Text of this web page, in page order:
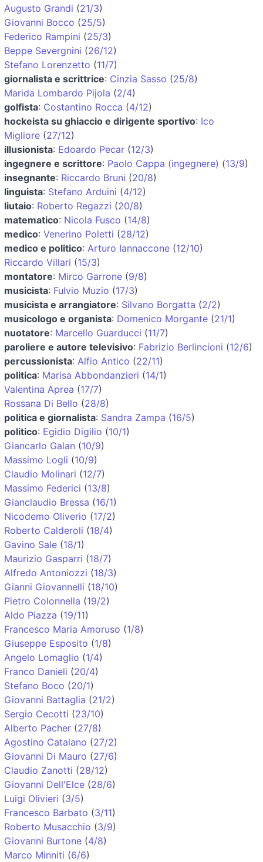
Augusto Grandi (21/3)
Giovanni Bocco (25/5)
Federico Rampini (25/3)
Beppe Severgnini (26/12)
Stefano Lorenzetto (11/7)
giornalista e scrittrice: Cinzia Sasso (25/8)
Marida Lombardo Pijola (2/4)
golfista: Costantino Rocca (4/12)
hockeista su ghiaccio e dirigente sportivo: Ico
Migliore (27/12)
illusionista: Edoardo Pecar (12/3)
ingegnere e scrittore: Paolo Cappa (ingegnere) (13/9)
insegnante: Riccardo Bruni (20/8)
linguista: Stefano Arduini (4/12)
liutaio: Roberto Regazzi (20/8)
matematico: Nicola Fusco (14/8)
medico: Venerino Poletti (28/12)
medico e politico: Arturo Iannaccone (12/10)
Riccardo Villari (15/3)
montatore: Mirco Garrone (9/8)
musicista: Fulvio Muzio (17/3)
musicista e arrangiatore: Silvano Borgatta (2/2)
musicologo e organista: Domenico Morgante (21/1)
nuotatore: Marcello Guarducci (11/7)
paroliere e autore televisivo: Fabrizio Berlincioni (12/6)
percussionista: Alfio Antico (22/11)
politica: Marisa Abbondanzieri (14/1)
Valentina Aprea (17/7)
Rossana Di Bello (28/8)
politica e giornalista: Sandra Zampa (16/5)
politico: Egidio Digilio (10/1)
Giancarlo Galan (10/9)
Massimo Logli (10/9)
Claudio Molinari (12/7)
Massimo Federici (13/8)
Gianclaudio Bressa (16/1)
Nicodemo Oliverio (17/2)
Roberto Calderoli (18/4)
Gavino Sale (18/1)
Maurizio Gasparri (18/7)
Alfredo Antoniozzi (18/3)
Gianni Giovannelli (18/10)
Pietro Colonnella (19/2)
Aldo Piazza (19/11)
Francesco Maria Amoruso (1/8)
Giuseppe Esposito (1/8)
Angelo Lomaglio (1/4)
Franco Danieli (20/4)
Stefano Boco (20/1)
Giovanni Battaglia (21/2)
Sergio Cecotti (23/10)
Alberto Pacher (27/8)
Agostino Catalano (27/2)
Giovanni Di Mauro (27/6)
Claudio Zanotti (28/12)
Giovanni Dell'Elce (28/6)
Luigi Olivieri (3/5)
Francesco Barbato (3/11)
Roberto Musacchio (3/9)
Giovanni Burtone (4/8)
Marco Minniti (6/6)